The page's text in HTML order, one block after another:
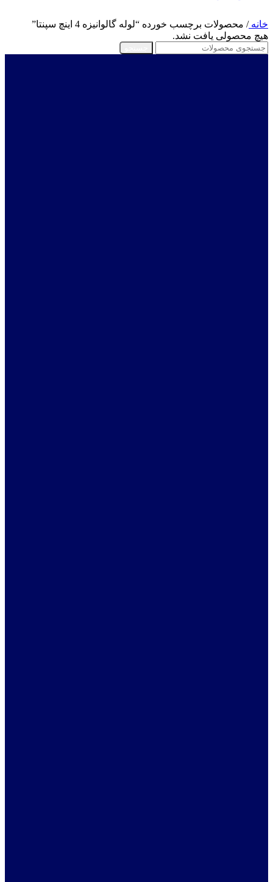
خانه/ محصولات برچسب خورده “لوله گالوانیزه 4 اینچ سپنتا”
هیچ محصولی یافت نشد.